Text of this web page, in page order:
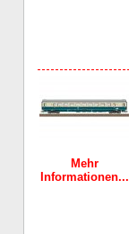
Mehr
Informationen...